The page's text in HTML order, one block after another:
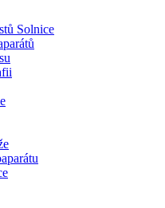
Solnice